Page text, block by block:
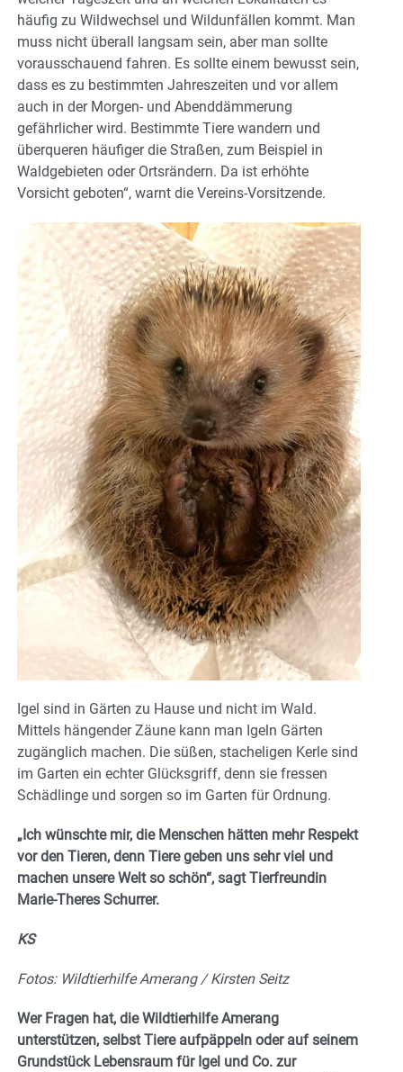
häufig zu Wildwechsel und Wildunfällen kommt. Man
muss nicht überall langsam sein, aber man sollte
vorausschauend fahren. Es sollte einem bewusst sein,
dass es zu bestimmten Jahreszeiten und vor allem
auch in der Morgen- und Abenddämmerung
gefährlicher wird. Bestimmte Tiere wandern und
überqueren häufiger die Straßen, zum Beispiel in
Waldgebieten oder Ortsrändern. Da ist erhöhte
Vorsicht geboten“, warnt die Vereins-Vorsitzende.
Igel sind in Gärten zu Hause und nicht im Wald.
Mittels hängender Zäune kann man Igeln Gärten
zugänglich machen. Die süßen, stacheligen Kerle sind
im Garten ein echter Glücksgriff, denn sie fressen
Schädlinge und sorgen so im Garten für Ordnung.
„Ich wünschte mir, die Menschen hätten mehr Respekt
vor den Tieren, denn Tiere geben uns sehr viel und
machen unsere Welt so schön“, sagt Tierfreundin
Marie-Theres Schurrer.
KS
Fotos: Wildtierhilfe Amerang / Kirsten Seitz
Wer Fragen hat, die Wildtierhilfe Amerang
unterstützen, selbst Tiere aufpäppeln oder auf seinem
Grundstück Lebensraum für Igel und Co. zur